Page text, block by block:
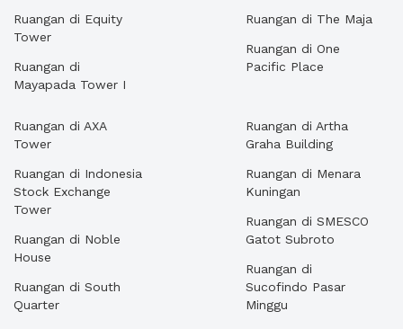
Ruangan di Equity
Tower
Ruangan di
Mayapada Tower I
Ruangan di The Maja
Ruangan di One
Pacific Place
Ruangan di AXA
Tower
Ruangan di Indonesia
Stock Exchange
Tower
Ruangan di Noble
House
Ruangan di South
Quarter
Ruangan di Artha
Graha Building
Ruangan di Menara
Kuningan
Ruangan di SMESCO
Gatot Subroto
Ruangan di
Sucofindo Pasar
Minggu